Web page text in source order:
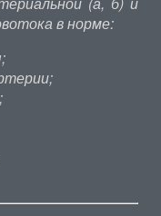
в норме: